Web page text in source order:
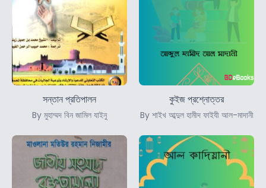
সন্তান প্রতিপালন
By মুহাম্মদ বিন জামিল যাইনু
কুইজ প্রশ্নোত্তর
By শাইখ আব্দুল হামীদ ফাইযী আল-মাদানী